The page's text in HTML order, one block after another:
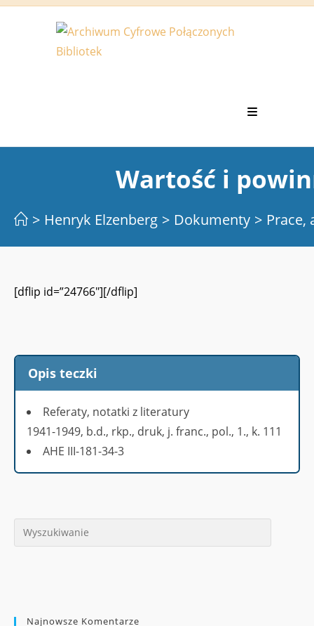
Koniec
Wartość i
> Henryk Elzenberg > Dokumenty > Prace,
[dflip id=”24766″][/dflip]
Opis teczki
Referaty, notatki z literatury
1941-1949, b.d., rkp., druk, j. franc., pol., 1., k. 111
AHE III-181-34-3
Najnowsze Komentarze